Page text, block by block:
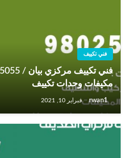
فني تكييف
مكيفات وحدات تكييف
rwan1 فبراير 10, 2021